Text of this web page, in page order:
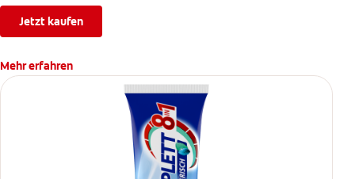
Jetzt kaufen
Mehr erfahren